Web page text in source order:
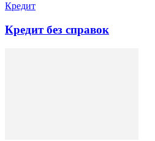
Кредит
Кредит без справок